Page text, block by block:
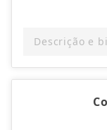
Descrição e